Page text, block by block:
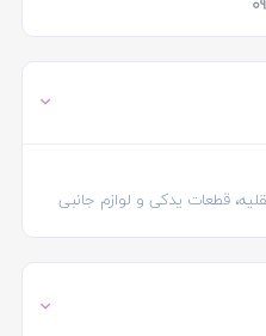
قطعات یدکی و لوازم جانبی